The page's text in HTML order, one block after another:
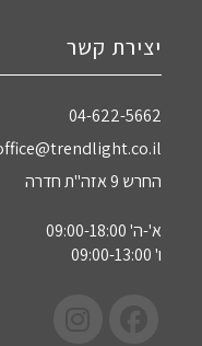
יצירת קשר
04-622-5662‏
החרש 9 אזה"ת חדרה
א'-ה' 09:00-18:00
ו' 09:00-13:00